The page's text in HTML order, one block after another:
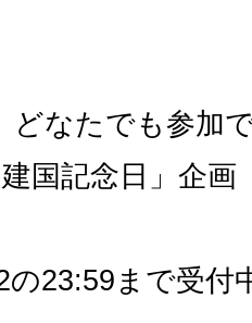
どなたでも参加
国記念日」企画
の23:59まで受付